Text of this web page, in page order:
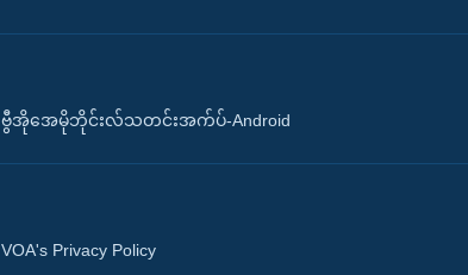
ဗွီအိုအေမိုဘိုင်းလ်သတင်းအက်ပ်-Android
VOA's Privacy Policy